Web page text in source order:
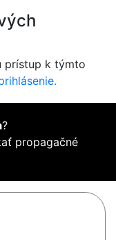
prístup k týmto
?
propagačné